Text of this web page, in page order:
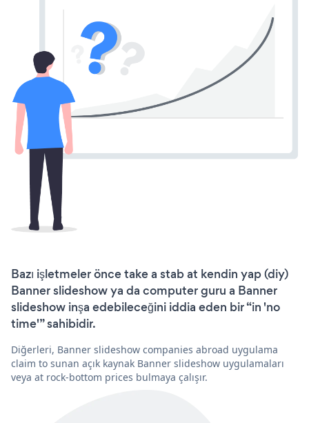
Bazı işletmeler önce take a stab at kendin yap (diy)
Banner slideshow ya da computer guru a Banner
slideshow inşa edebileceğini iddia eden bir “in 'no
time'” sahibidir.
Diğerleri, Banner slideshow companies abroad uygulama
claim to sunan açık kaynak Banner slideshow uygulamaları
veya at rock-bottom prices bulmaya çalışır.